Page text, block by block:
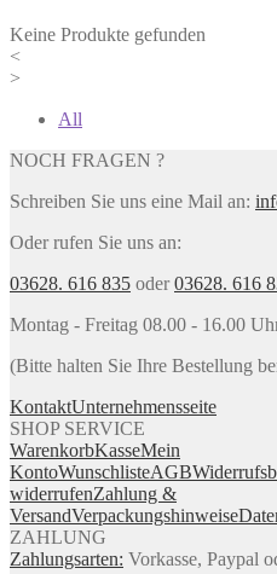
Keine Produkte gefunden
<
>
All
NOCH FRAGEN ?
Schreiben Sie uns eine Mail an:
Oder rufen Sie uns an:
03628. 616 835 oder03628. 616
Montag - Freitag 08.00 - 16.00
(Bitte halten Sie Ihre Bestellung
KontaktUnternehmensseite
SHOP SERVICE
WarenkorbKasseMein
KontoWunschlisteAGB
widerrufenZahlung &
VersandVerpackungshinweise
ZAHLUNG
Zahlungsarten: Vorkasse, Paypal